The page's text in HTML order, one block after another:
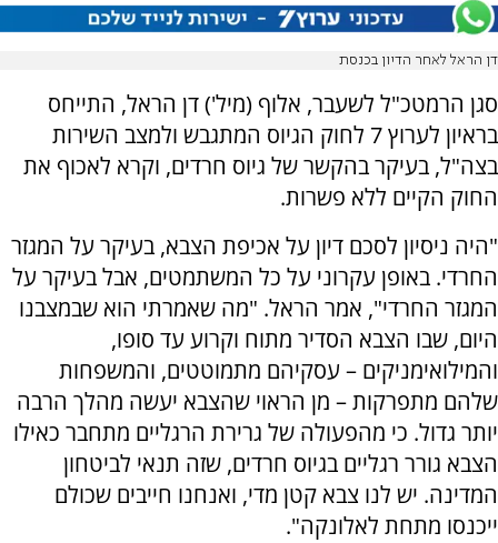
דן הראל לאחר הדיון בכנסת
סגן הרמטכ"ל לשעבר, אלוף (מיל') דן הראל, התייחס
בראיון לערוץ 7 לחוק הגיוס המתגבש ולמצב השירות
בצה"ל, בעיקר בהקשר של גיוס חרדים, וקרא לאכוף את
החוק הקיים ללא פשרות.
"היה ניסיון לסכם דיון על אכיפת הצבא, בעיקר על המגזר
החרדי. באופן עקרוני על כל המשתמטים, אבל בעיקר על
המגזר החרדי", אמר הראל. "מה שאמרתי הוא שבמצבנו
היום, שבו הצבא הסדיר מתוח וקרוע עד סופו,
והמילואימניקים – עסקיהם מתמוטטים, והמשפחות
שלהם מתפרקות – מן הראוי שהצבא יעשה מהלך הרבה
יותר גדול. כי מהפעולה של גרירת הרגליים מתחבר כאילו
הצבא גורר רגליים בגיוס חרדים, שזה תנאי לביטחון
המדינה. יש לנו צבא קטן מדי, ואנחנו חייבים שכולם
ייכנסו מתחת לאלונקה".